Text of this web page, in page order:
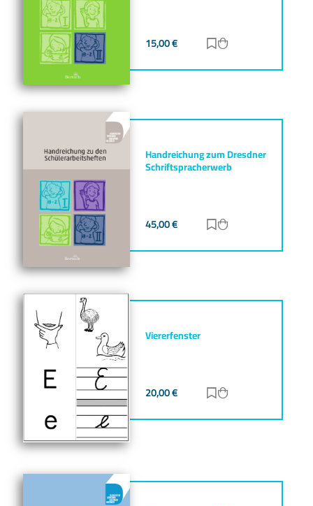
15,00€ Zur Merkliste
Handreichung zum Dresdner
Schriftspracherwerb
45,00€ Zur Merkliste
Viererfenster
20,00€ Zur Merkliste